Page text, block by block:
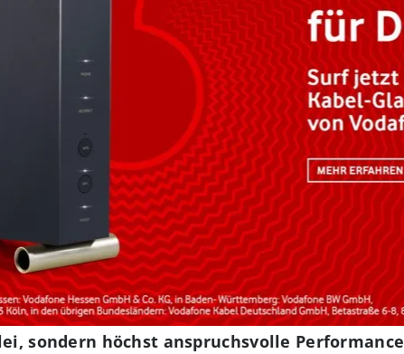
sondern höchst anspruchsvolle Performance